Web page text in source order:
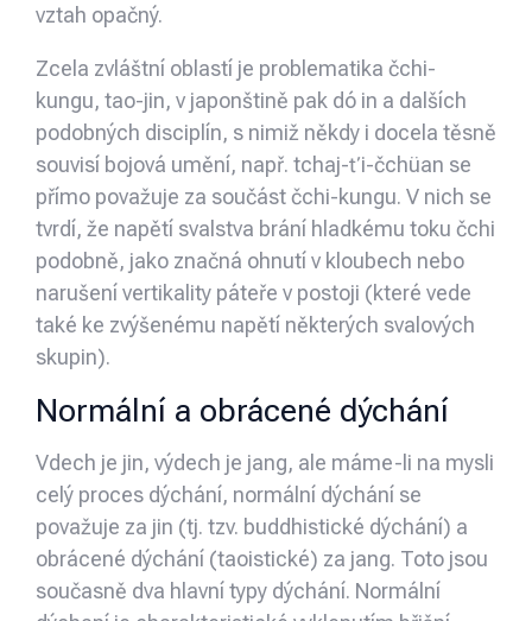
vztah opačný.
Zcela zvláštní oblastí je problematika čchi-
kungu, tao-jin, v japonštině pak dó in a dalších
podobných disciplín, s nimiž někdy i docela těsně
souvisí bojová umění, např. tchaj-ťi-čchüan se
přímo považuje za součást čchi-kungu. V nich se
tvrdí, že napětí svalstva brání hladkému toku čchi
podobně, jako značná ohnutí v kloubech nebo
narušení vertikality páteře v postoji (které vede
také ke zvýšenému napětí některých svalových
skupin).
Normální a obrácené dýchání
Vdech je jin, výdech je jang, ale máme-li na mysli
celý proces dýchání, normální dýchání se
považuje za jin (tj. tzv. buddhistické dýchání) a
obrácené dýchání (taoistické) za jang. Toto jsou
současně dva hlavní typy dýchání. Normální